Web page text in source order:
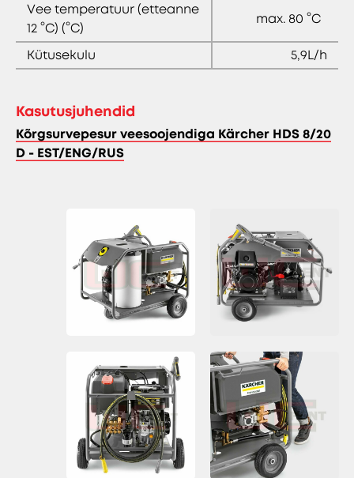
Vee temperatuur (etteanne
12 °C) (°C)
max. 80 °C
Kütusekulu 5,9L/h
Kasutusjuhendid
Kõrgsurvepesur veesoojendiga Kärcher HDS 8/20
D - EST/ENG/RUS